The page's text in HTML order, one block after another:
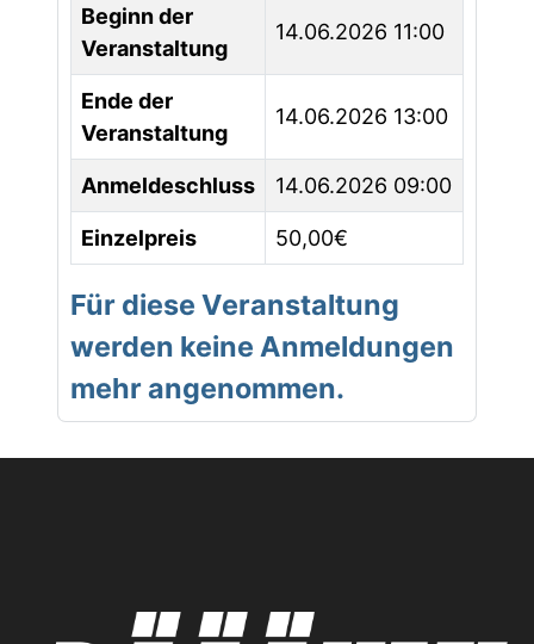
Beginn der
Veranstaltung
14.06.2026 11:00
Ende der
Veranstaltung
14.06.2026 13:00
Anmeldeschluss 14.06.2026 09:00
Einzelpreis 50,00€
Für diese Veranstaltung
werden keine Anmeldungen
mehr angenommen.